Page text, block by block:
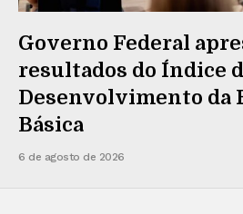
Governo Federal
resultados do Índice
Desenvolvimento da
Básica
6 de agosto de 2026